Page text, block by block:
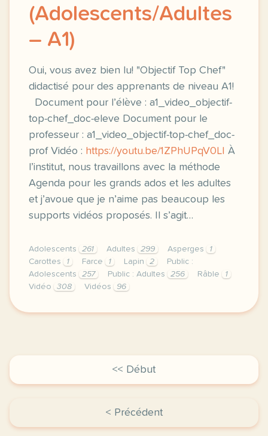
(Adolescents/Adultes
– A1)
Oui, vous avez bien lu! "Objectif Top Chef"
didactisé pour des apprenants de niveau A1!
Document pour l’élève : a1_video_objectif-
top-chef_doc-eleve Document pour le
professeur : a1_video_objectif-top-chef_doc-
prof Vidéo : https://youtu.be/1ZPhUPqV0LI À
l’institut, nous travaillons avec la méthode
Agenda pour les grands ados et les adultes
et j’avoue que je n’aime pas beaucoup les
supports vidéos proposés. Il s’agit…
Adolescents 261 Adultes 299 Asperges
1
Carottes
1 Farce 1 Lapin 2
Public :
Adolescents
257 Public : Adultes 256 Râble
1
Vidéo
308 Vidéos 96
oui vous avez bien lu objectif top chef didactise
<< Début
< Précédent